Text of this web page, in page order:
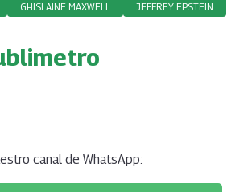
GHISLAINE MAXWELL JEFFREY EPSTEIN
canal de WhatsApp: